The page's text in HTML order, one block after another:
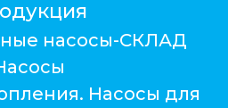
насосы-СКЛАД
Насосы для